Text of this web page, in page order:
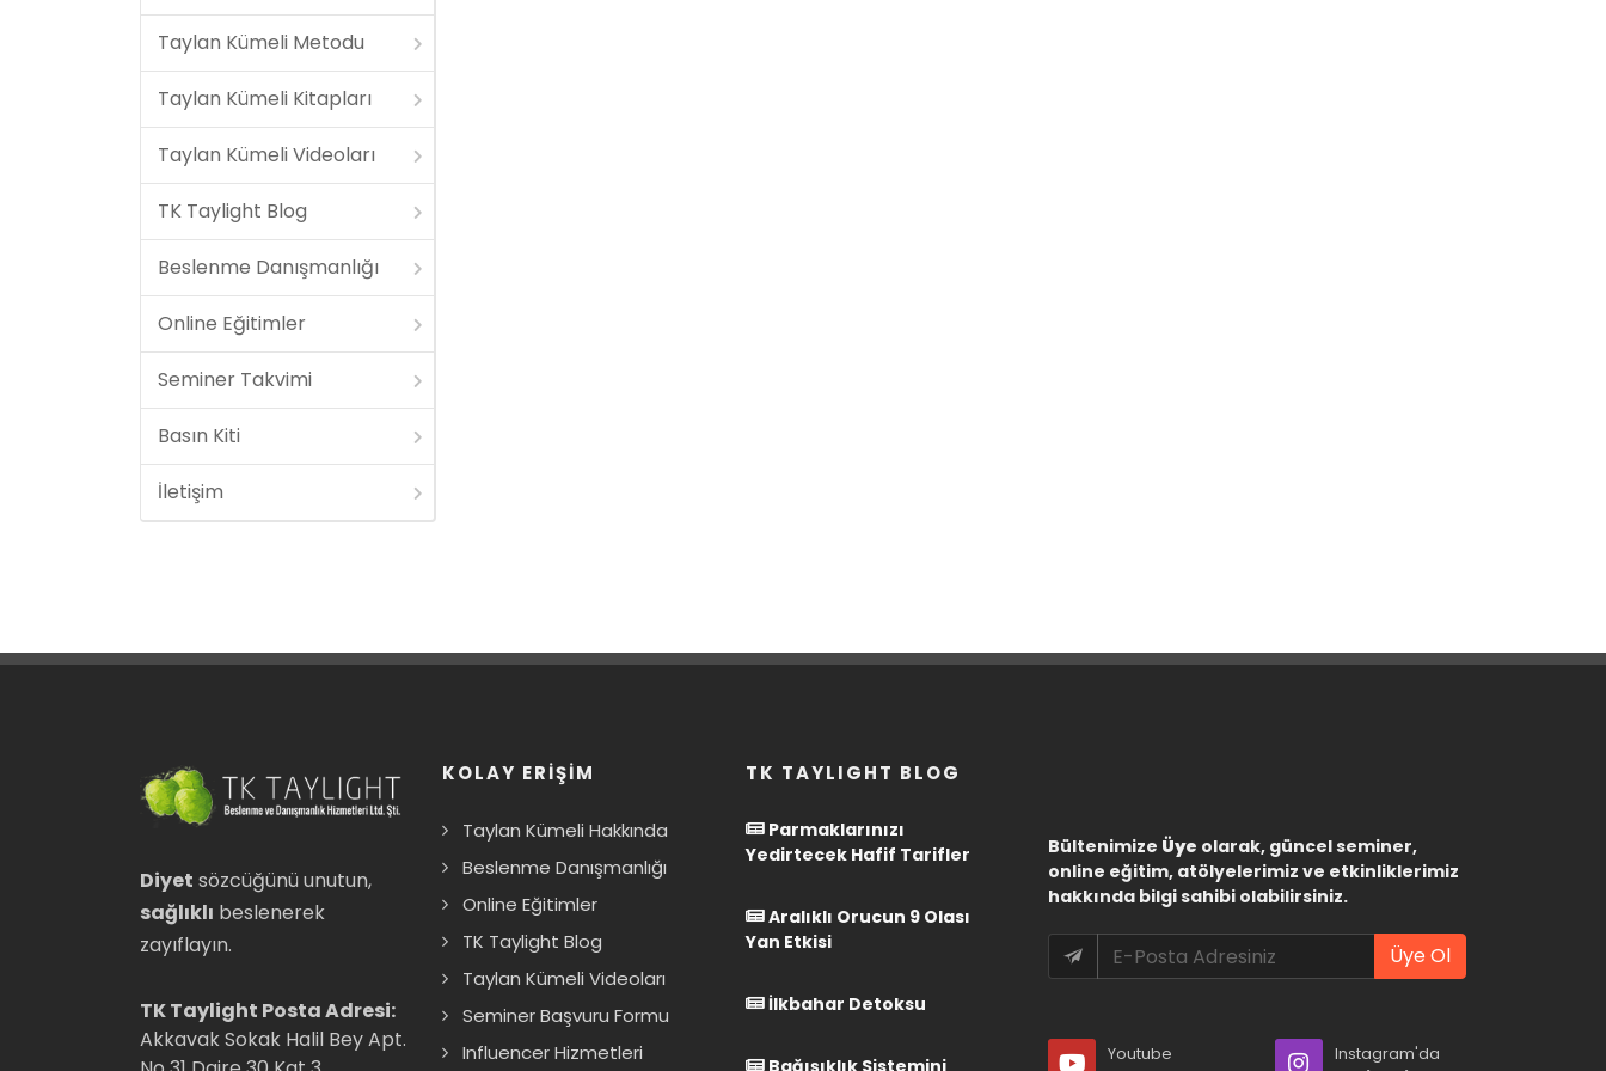
Taylan Kümeli Metodu
Taylan Kümeli Kitapları
Taylan Kümeli Videoları
TK Taylight Blog
Beslenme Danışmanlığı
Online Eğitimler
Seminer Takvimi
Basın Kiti
İletişim
Diyet sözcüğünü unutun,
sağlıklı beslenerek
zayıflayın.
TK Taylight Posta Adresi:
Akkavak Sokak Halil Bey Apt.
KOLAY ERİŞİM
Taylan Kümeli Hakkında
Beslenme Danışmanlığı
Online Eğitimler
TK Taylight Blog
Taylan Kümeli Videoları
Seminer Başvuru Formu
Influencer Hizmetleri
TK TAYLIGHT BLOG
Parmaklarınızı
Yedirtecek Hafif Tarifler
Aralıklı Orucun 9 Olası
Yan Etkisi
İlkbahar Detoksu
Bültenimize Üye olarak, güncel seminer,
online eğitim, atölyelerimiz ve etkinliklerimiz
hakkında bilgi sahibi olabilirsiniz.
Üye Ol
Youtube
Instagram'da